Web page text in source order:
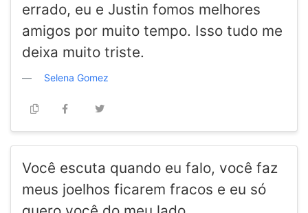
errado, eu e Justin fomos melhores
amigos por muito tempo. Isso tudo me
deixa muito triste.
Selena Gomez
Você escuta quando eu falo, você faz
meus joelhos ficarem fracos e eu só